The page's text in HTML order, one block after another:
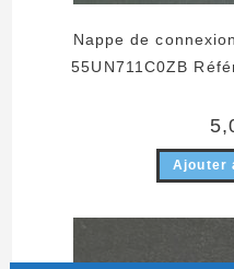
Nappe de
55UN711C0ZB
Ajouter